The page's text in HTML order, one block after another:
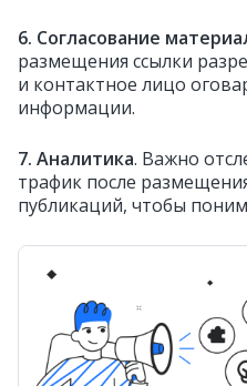
6. Согласование
размещения ссылки
и контактное лицо
информации.
7. Аналитика. Важно
трафик после
публикаций, чтобы